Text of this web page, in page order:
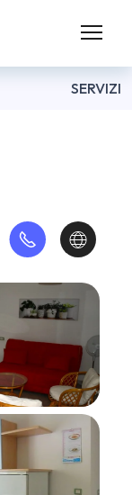
SERVIZI